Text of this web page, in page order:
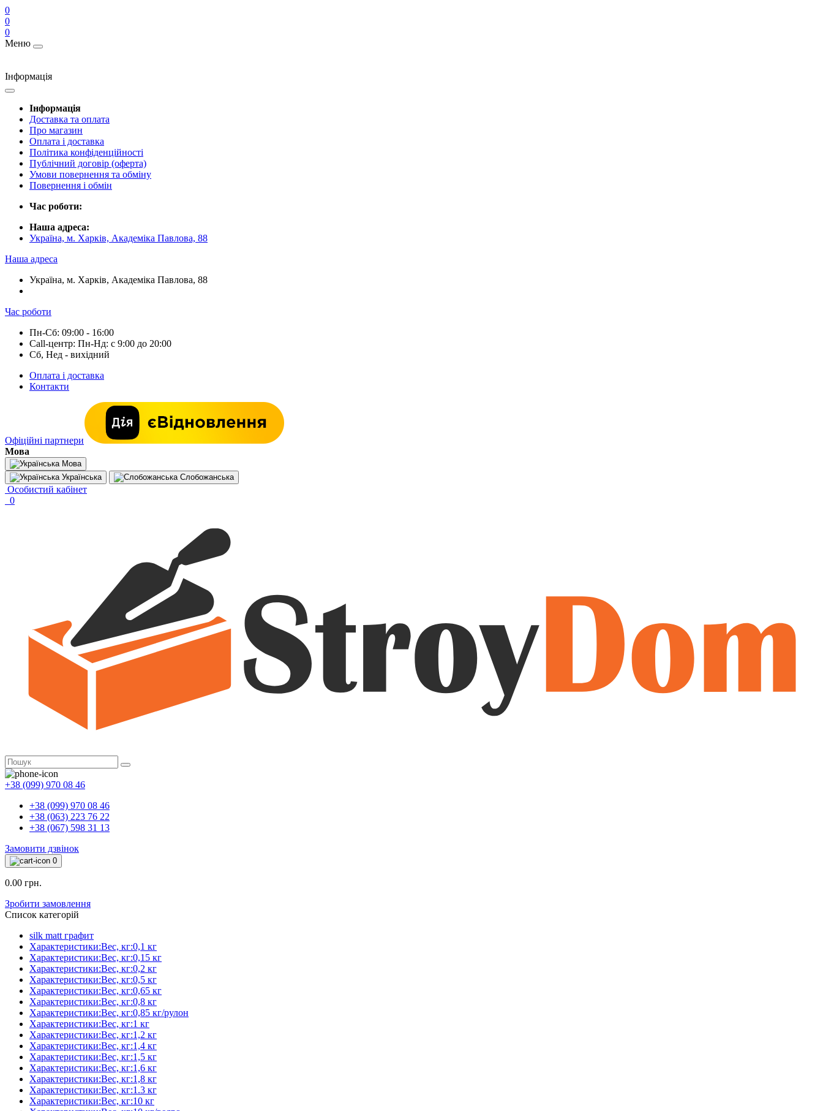
0
0
0
Меню
Інформація
Інформація
Доставка та оплата
Про магазин
Оплата і доставка
Політика конфіденційності
Публічний договір (оферта)
Умови повернення та обміну
Повернення і обмін
Час роботи:
Наша адреса:
Україна, м. Харків, Академіка Павлова, 88
Наша адреса
Україна, м. Харків, Академіка Павлова, 88
Час роботи
Пн-Сб: 09:00 - 16:00
Call-центр: Пн-Нд: с 9:00 до 20:00
Сб, Нед - вихідний
Оплата і доставка
Контакти
Офіційні партнери
Мова
Мова
Українська
Слобожанська
Особистий кабінет
0
+38 (099) 970 08 46
+38 (099) 970 08 46
+38 (063) 223 76 22
+38 (067) 598 31 13
Замовити дзвінок
0
0.00 грн.
Зробити замовлення
Список категорій
silk matt графит
Характеристики:Вес, кг:0,1 кг
Характеристики:Вес, кг:0,15 кг
Характеристики:Вес, кг:0,2 кг
Характеристики:Вес, кг:0,5 кг
Характеристики:Вес, кг:0,65 кг
Характеристики:Вес, кг:0,8 кг
Характеристики:Вес, кг:0,85 кг/рулон
Характеристики:Вес, кг:1 кг
Характеристики:Вес, кг:1,2 кг
Характеристики:Вес, кг:1,4 кг
Характеристики:Вес, кг:1,5 кг
Характеристики:Вес, кг:1,6 кг
Характеристики:Вес, кг:1,8 кг
Характеристики:Вес, кг:1.3 кг
Характеристики:Вес, кг:10 кг